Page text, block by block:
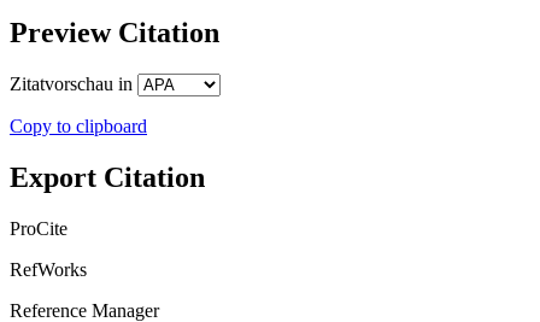
Preview Citation
Zitatvorschau in
Copy to clipboard
Export Citation
ProCite
RefWorks
Reference Manager